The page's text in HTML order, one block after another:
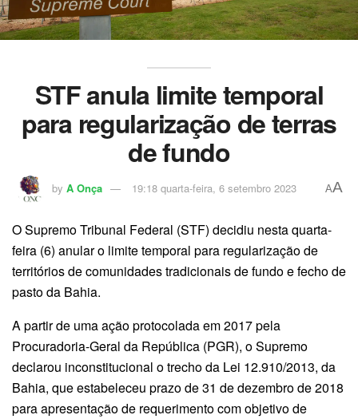
STF anula limite temporal
para regularização de terras
de fundo
by A Onça 19:18 quarta-feira, 6 setembro 2023 AA
O Supremo Tribunal Federal (STF) decidiu nesta quarta-
feira (6) anular o limite temporal para regularização de
territórios de comunidades tradicionais de fundo e fecho de
pasto da Bahia.
A partir de uma ação protocolada em 2017 pela
Procuradoria-Geral da República (PGR), o Supremo
declarou inconstitucional o trecho da Lei 12.910/2013, da
Bahia, que estabeleceu prazo de 31 de dezembro de 2018
para apresentação de requerimento com objetivo de